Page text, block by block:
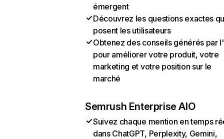
émergent
Découvrez les questions exactes
posent les utilisateurs
Obtenez des conseils générés par
pour améliorer votre produit, votre
marketing et votre position sur le
marché
Semrush Enterprise AIO
Suivez chaque mention en temps
dans ChatGPT, Perplexity, Gemini,